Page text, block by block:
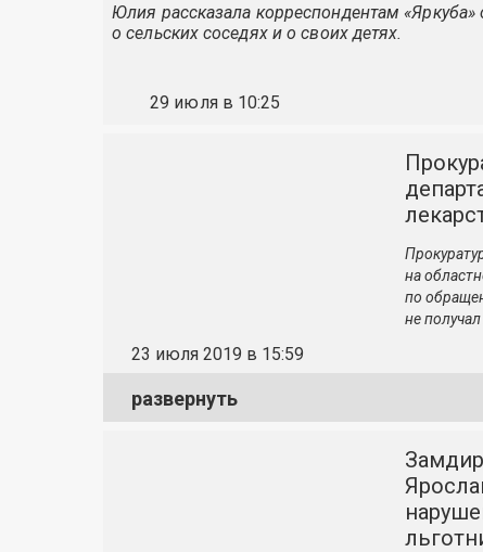
Юлия рассказала корреспондентам
о сельских соседях и о своих детях.
29 июля в 10:25
23 июля 2019 в 15:59
на
по
не
развернуть